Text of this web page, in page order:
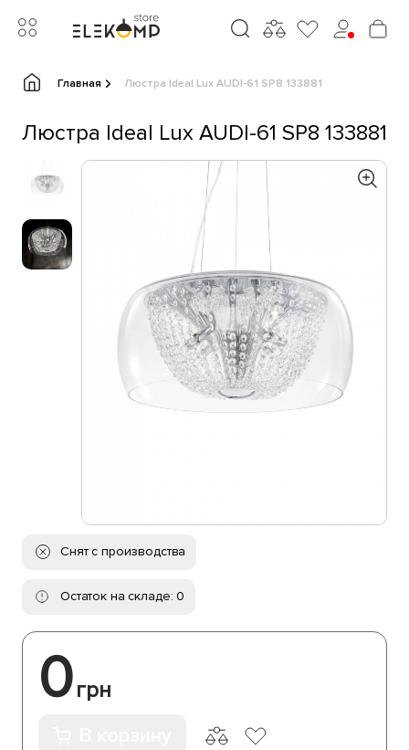
Главная Люстра Ideal Lux AUDI-61 SP8 133881
Люстра Ideal Lux AUDI-61 SP8 133881
Снят с производства
Остаток на складе: 0
0грн